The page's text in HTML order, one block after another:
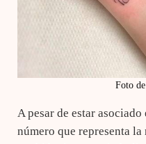
Foto
A pesar de estar
número que representa